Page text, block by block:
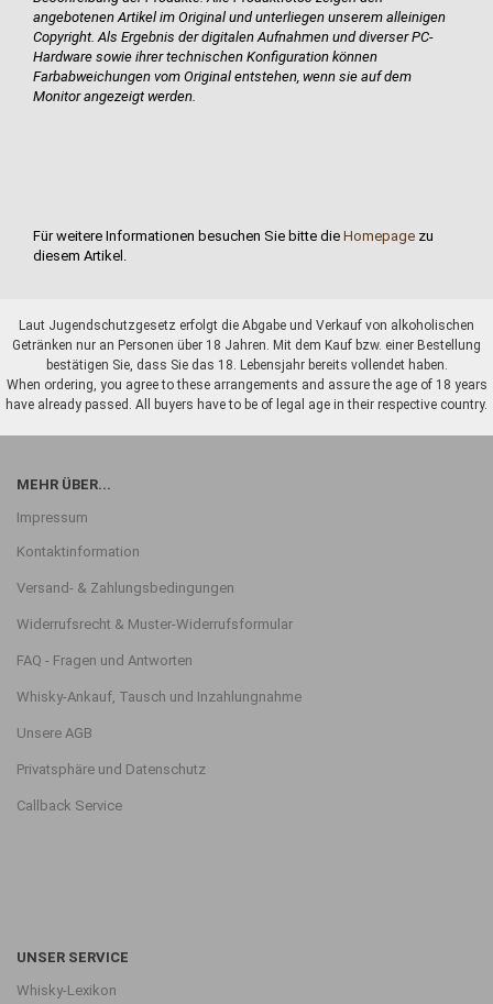
angebotenen Artikel im Original und unterliegen unserem alleinigen
Copyright. Als Ergebnis der digitalen Aufnahmen und diverser PC-
Hardware sowie ihrer technischen Konfiguration können
Farbabweichungen vom Original entstehen, wenn sie auf dem
Monitor angezeigt werden.
Für weitere Informationen besuchen Sie bitte die Homepage zu
diesem Artikel.
Laut Jugendschutzgesetz erfolgt die Abgabe und Verkauf von alkoholischen
Getränken nur an Personen über 18 Jahren. Mit dem Kauf bzw. einer Bestellung
bestätigen Sie, dass Sie das 18. Lebensjahr bereits vollendet haben.
When ordering, you agree to these arrangements and assure the age of 18 years
have already passed. All buyers have to be of legal age in their respective country.
MEHR ÜBER...
Impressum
Kontaktinformation
Versand- & Zahlungsbedingungen
Widerrufsrecht & Muster-Widerrufsformular
FAQ - Fragen und Antworten
Whisky-Ankauf, Tausch und Inzahlungnahme
Unsere AGB
Privatsphäre und Datenschutz
Callback Service
UNSER SERVICE
Whisky-Lexikon